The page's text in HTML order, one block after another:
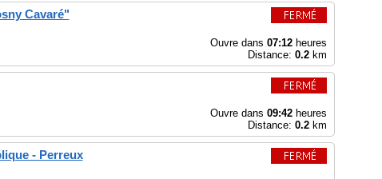
Cavaré"
Ouvre dans 07:12heures
Distance: 0.2km
Ouvre dans 09:42heures
Distance: 0.2km
- Perreux